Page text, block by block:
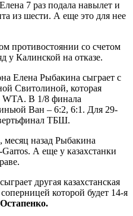
7 раз подала навылет и
из шести. А еще это для нее
противостоянии со счетом
у Калинской на отказе.
Елена Рыбакина сыграет с
Свитолиной, которая
WTA. В 1/8 финала
Ван – 6:2, 6:1. Для 29-
ТБШ.
назад Рыбакина
А еще у казахстанки
другая казахстанская
которой будет 14-я